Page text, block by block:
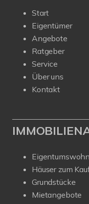
Start
Eigentümer
Angebote
Ratgeber
Service
Über uns
Kontakt
Häuser zum
Grundstücke
Mietangebote